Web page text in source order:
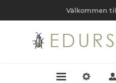
Välkommen